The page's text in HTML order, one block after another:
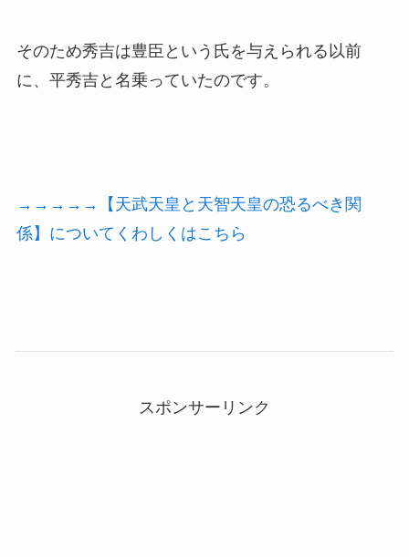
そのため秀吉は豊臣という氏を与えられる以前
に、平秀吉と名乗っていたのです。
→→→→→【天武天皇と天智天皇の恐るべき関
係】についてくわしくはこちら
スポンサーリンク